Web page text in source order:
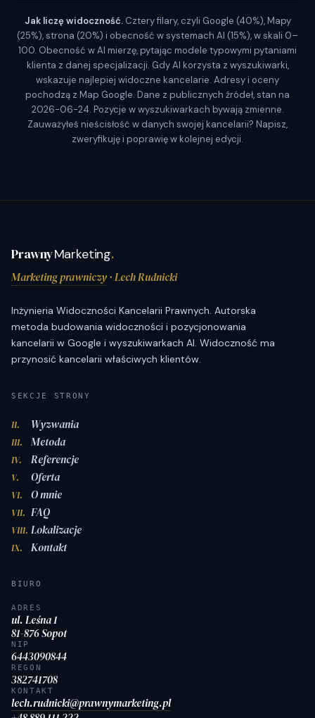
Jak liczę widoczność.Cztery filary, czyli Google (40%), Mapy
(25%), strona (20%) i obecność w systemach AI (15%), w skali 0–
100. Obecność w AI mierzę, pytając modele typowymi pytaniami
klienta z danej specjalizacji. Gdy AI korzysta z wyszukiwarki,
wskazuje najlepiej widoczne kancelarie. Adresy i oceny
pochodzą z Map Google. Dane z publicznych źródeł, stan na
2026-06-24. Pozycje w wyszukiwarkach bywają zmienne.
Zauważyłeś nieścisłość w danych swojej kancelarii? Napisz,
zweryfikuję i poprawię w kolejnej edycji.
PrawnyMarketing.
Marketing prawniczy· Lech Rudnicki
Inżynieria Widoczności Kancelarii Prawnych. Autorska
metoda budowania widoczności i pozycjonowania
kancelarii w Google i wyszukiwarkach AI. Widoczność ma
przynosić kancelarii właściwych klientów.
SEKCJE STRONY
II. Wyzwania
III. Metoda
IV. Referencje
V. Oferta
VI. O mnie
VII. FAQ
VIII. Lokalizacje
IX. Kontakt
BIURO
ADRES
ul. Leśna 1
81-876 Sopot
NIP
6443090844
REGON
382741708
KONTAKT
lech.rudnicki@prawnymarketing.pl